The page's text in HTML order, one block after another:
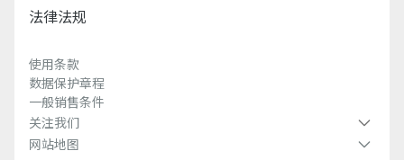
法律法规
使用条款
数据保护章程
一般销售条件
关注我们
网站地图